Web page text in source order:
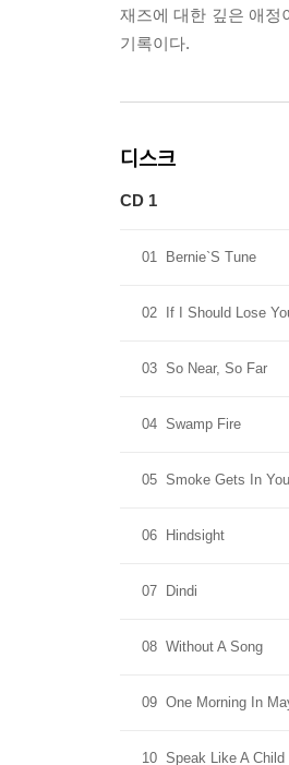
재즈에 대한 깊은 애정
기록이다.
디스크
CD 1
01 Bernie`S Tune
02 If I Should Lose
03 So Near, So Far
04 Swamp Fire
05 Smoke Gets In
06 Hindsight
07 Dindi
08 Without A Song
09 One Morning In
10 Speak Like A Child